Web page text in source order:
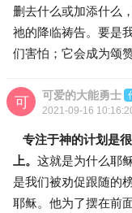
删去什么或加添什么
祂的降临祷告。要是
们害怕；它会成为颂
可爱的大能勇士
2021-09-16
专注于神的计划是
上。 这就是为什么耶
是我们被劝促跟随的
耶稣。他为了摆在前